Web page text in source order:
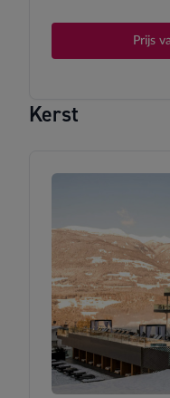
Prijs
Kerst